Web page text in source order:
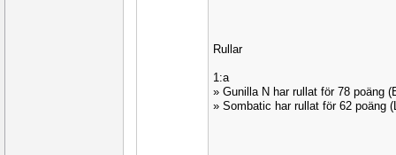
Rullar
1:a
» Gunilla N har rullat för 78 poäng
» Sombatic har rullat för 62 poäng